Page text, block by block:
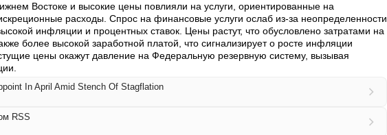
Востоке и высокие цены повлияли на услуги, ориентированные на
расходы. Спрос на финансовые услуги ослаб из-за неопределенности
инфляции и процентных ставок. Цены растут, что обусловлено затратами на
более высокой заработной платой, что сигнализирует о росте инфляции
цены окажут давление на Федеральную резервную систему, вызывая
In April Amid Stench Of Stagflation
RSS